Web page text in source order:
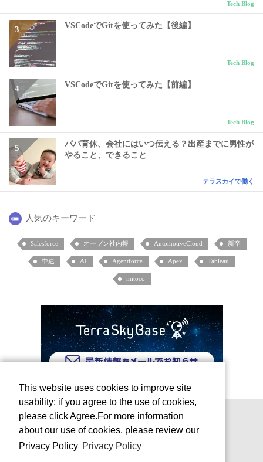
Tech Blog
VSCodeでGitを使ってみた【後編】
Tech Blog
VSCodeでGitを使ってみた【前編】
Tech Blog
パパ育休、会社にはいつ伝える？出産までに男性が
やること、できること
テラスカイで働く
人気のキーワード
Salesforce オープン社内報 AutomotiveCloud 新卒
中途 AI Agentforce Apex Tableau
mitoco
This website uses cookies to improve site
usability; if you agree to the use of cookies,
please click Agree.For more information
about our use of cookies, please review our
Privacy Policy Privacy Policy